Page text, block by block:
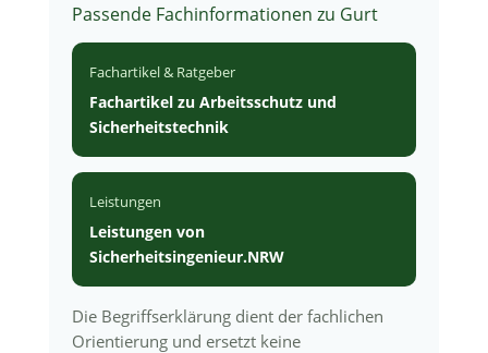
Passende Fachinformationen zu Gurt
Fachartikel & Ratgeber
Fachartikel zu Arbeitsschutz und
Sicherheitstechnik
Leistungen
Leistungen von
Sicherheitsingenieur.NRW
Die Begriffserklärung dient der fachlichen
Orientierung und ersetzt keine